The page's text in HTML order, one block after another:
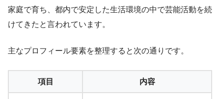
家庭で育ち、都内で安定した生活環境の中で芸能活動を続
けてきたと言われています。
主なプロフィール要素を整理すると次の通りです。
項目 内容